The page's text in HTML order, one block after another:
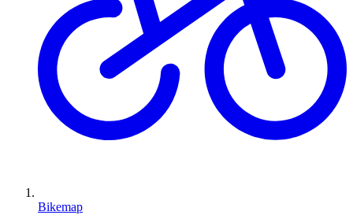
Bikemap